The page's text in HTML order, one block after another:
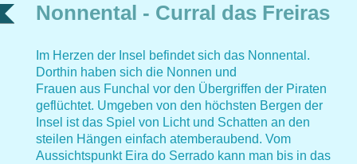
Nonnental - Curral das Freiras
Im Herzen der Insel befindet sich das Nonnental.
Dorthin haben sich die Nonnen und
Frauen aus Funchal vor den Übergriffen der Piraten
geflüchtet. Umgeben von den höchsten Bergen der
Insel ist das Spiel von Licht und Schatten an den
steilen Hängen einfach atemberaubend. Vom
Aussichtspunkt Eira do Serrado kann man bis in das